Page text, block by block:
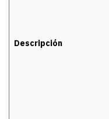
Descripción